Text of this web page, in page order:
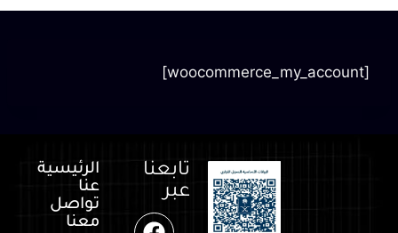
[woocommerce_my_account]
الرئيسية
عنا
تواصل
معنا
تابعنا
عبر